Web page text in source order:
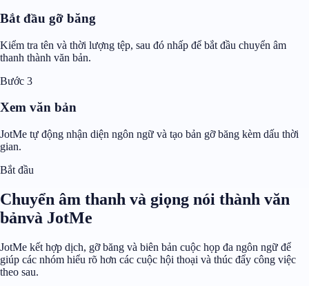
Bắt đầu gỡ băng
Kiểm tra tên và thời lượng tệp, sau đó nhấp để bắt đầu chuyển âm
thanh thành văn bản.
Bước 3
Xem văn bản
JotMe tự động nhận diện ngôn ngữ và tạo bản gỡ băng kèm dấu thời
gian.
Bắt đầu
Chuyển âm thanh và giọng nói thành văn
bảnvà JotMe
JotMe kết hợp dịch, gỡ băng và biên bản cuộc họp đa ngôn ngữ để
giúp các nhóm hiểu rõ hơn các cuộc hội thoại và thúc đẩy công việc
theo sau.